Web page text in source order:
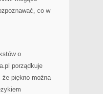
co w
o
porządkuje
że piękno można